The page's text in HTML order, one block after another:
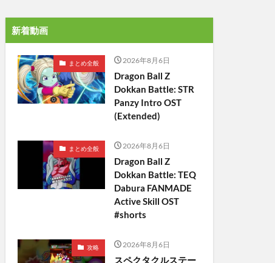
新着動画
まとめ全般 2026年8月6日
Dragon Ball Z
Dokkan Battle: STR
Panzy Intro OST
(Extended)
まとめ全般 2026年8月6日
Dragon Ball Z
Dokkan Battle: TEQ
Dabura FANMADE
Active Skill OST
#shorts
攻略 2026年8月6日
スペクタクルステー